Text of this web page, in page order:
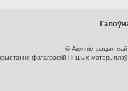
© Адміністрацыя
фатаграфій і іншых